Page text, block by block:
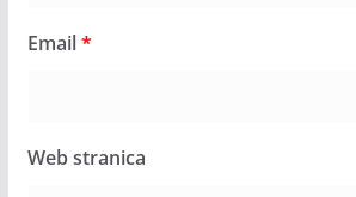
Email*
Web stranica